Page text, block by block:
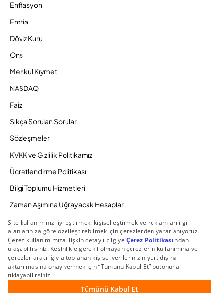
Enflasyon
Emtia
Döviz Kuru
Ons
Menkul Kıymet
NASDAQ
Faiz
Sıkça Sorulan Sorular
Sözleşmeler
KVKK ve Gizlilik Politikamız
Ücretlendirme Politikası
Bilgi Toplumu Hizmetleri
Zaman Aşımına Uğrayacak Hesaplar
Duyurular ve Kampanyalar
© 2026 Gedik Yatırım Menkul Değerler AŞ. Tüm Hakları